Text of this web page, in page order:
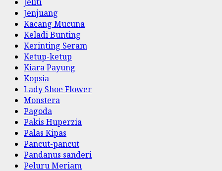
Jenjuang
Kacang Mucuna
Keladi Bunting
Kerinting Seram
Ketup-ketup
Kiara Payung
Kopsia
Lady Shoe Flower
Monstera
Pagoda
Pakis Huperzia
Palas Kipas
Pancut-pancut
Pandanus sanderi
Peluru Meriam